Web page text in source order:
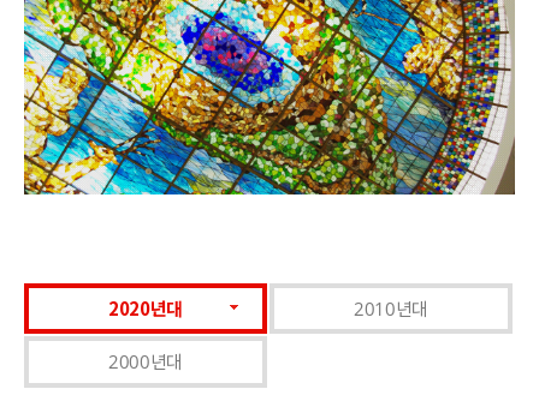
2020년대 2010년대
2000년대